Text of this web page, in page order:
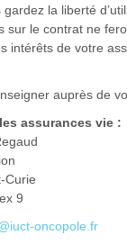
la liberté
sur le contrat ne
intérêts de votre
auprès de
assurances vie :
Regaud
Curie
9
oncopole.fr